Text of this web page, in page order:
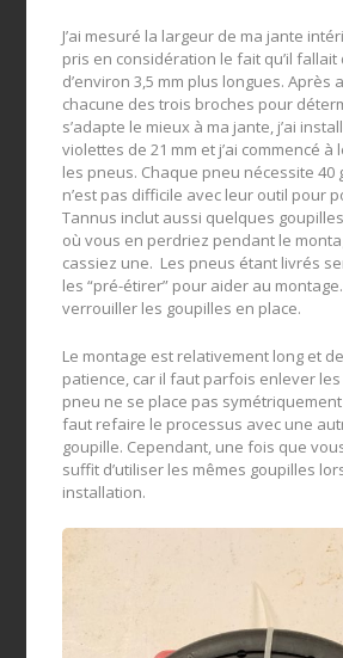
J’ai mesuré la largeur de ma jante
pris en considération le fait qu’il fallait
d’environ 3,5 mm plus longues. Après
chacune des trois broches pour
s’adapte le mieux à ma jante, j’ai
violettes de 21 mm et j’ai commencé
les pneus. Chaque pneu nécessite 40
n’est pas difficile avec leur outil pour
Tannus inclut aussi quelques
où vous en perdriez pendant le
cassiez une. Les pneus étant livrés
les “pré-étirer” pour aider au
verrouiller les goupilles en place.
Le montage est relativement long et
patience, car il faut parfois enlever
pneu ne se place pas
faut refaire le processus avec une
goupille. Cependant, une fois que
suffit d’utiliser les mêmes goupilles
installation.